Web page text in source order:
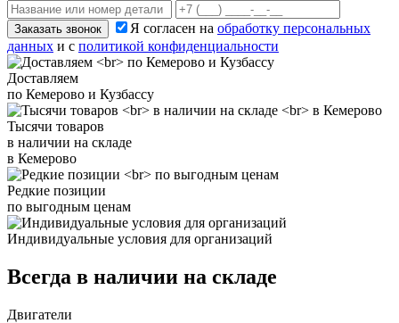
Заказать звонок Я согласен на обработку персональных
данных и с политикой конфиденциальности
Доставляем
по Кемерово и Кузбассу
Тысячи товаров
в наличии на складе
в Кемерово
Редкие позиции
по выгодным ценам
Индивидуальные условия для организаций
Всегда в наличии на складе
Двигатели